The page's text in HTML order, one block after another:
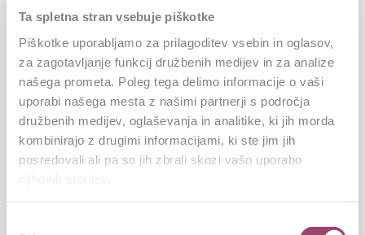
Ta spletna stran vsebuje piškotke
Piškotke uporabljamo za prilagoditev vsebin in oglasov,
za zagotavljanje funkcij družbenih medijev in za analize
našega prometa. Poleg tega delimo informacije o vaši
uporabi našega mesta z našimi partnerji s področja
družbenih medijev, oglaševanja in analitike, ki jih morda
kombinirajo z drugimi informacijami, ki ste jim jih
posredovali ali pa so jih zbrali skozi vašo uporabo
Razvoj znanj in veščin za potrebe
trajnostnega razvoja
15.10.2023
Pomen vlaganje v izobraževanje je v resnici
večji kot samo pridobivanje znanj in veščin
zaposlenih. Številne raziskave kažejo, da se